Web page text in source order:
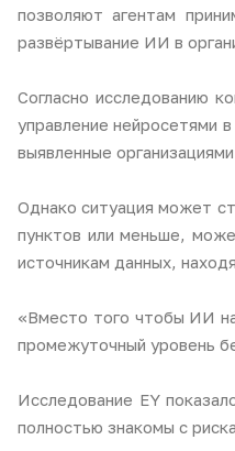
позволяют агентам
развёртывание ИИ в
Согласно исследованию
управление нейросетями
выявленные
Однако ситуация может
пунктов или меньше,
источникам данных,
«Вместо того чтобы ИИ
промежуточный уровень
Исследование EY
полностью знакомы с